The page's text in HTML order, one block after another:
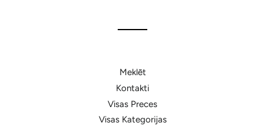
Meklēt
Kontakti
Visas Preces
Visas Kategorijas